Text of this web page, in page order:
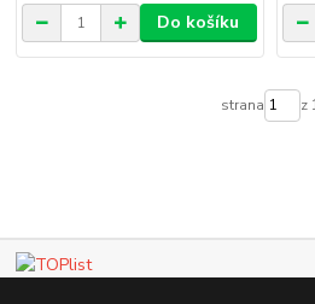
Do košíku
strana z